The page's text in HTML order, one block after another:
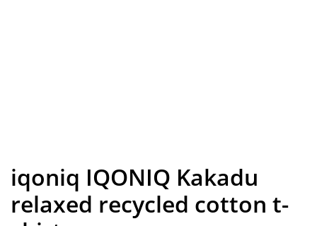
iqoniq IQONIQ Kakadu
relaxed recycled cotton t-